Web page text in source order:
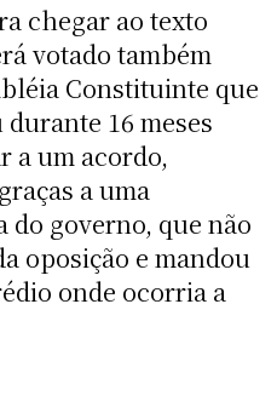
chegar ao texto
votado também
Constituinte que
16 meses
a um acordo,
a uma
do governo, que não
oposição e mandou
onde ocorria a